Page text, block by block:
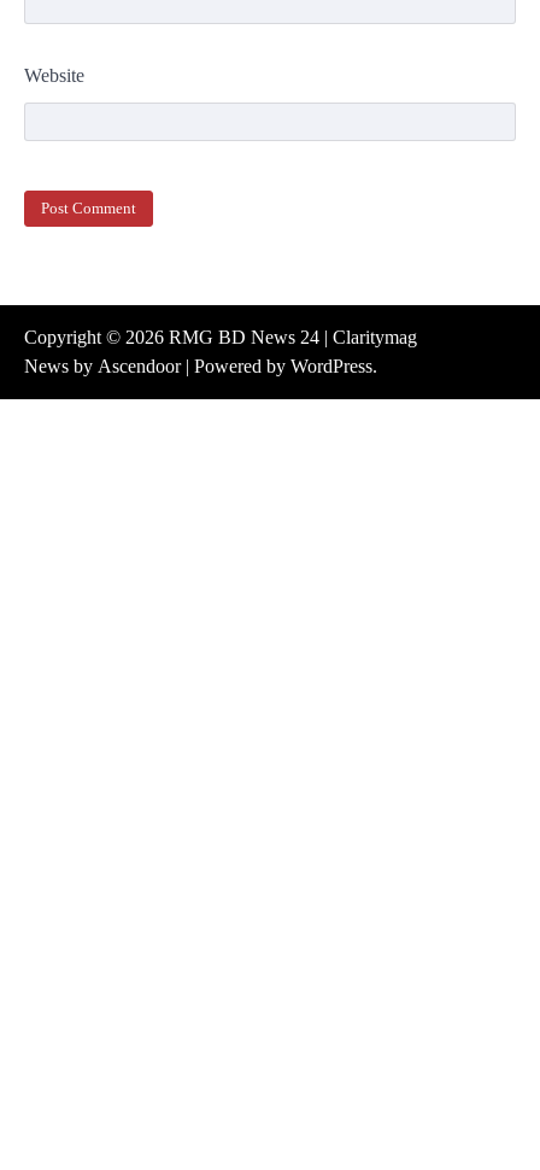
Website
Copyright © 2026 RMG BD News 24 | Claritymag
News by Ascendoor| Powered by WordPress.